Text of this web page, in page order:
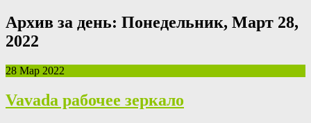
Архив за день: Понедельник, Март 28,
2022
28 Мар 2022
Vavada рабочее зеркало